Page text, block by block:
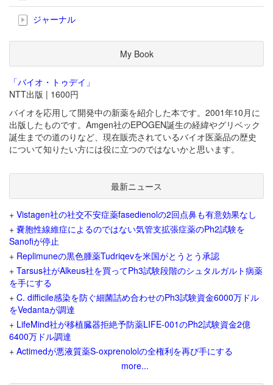
ジャーナル
My Book
「バイオ・トゥデイ」
NTT出版 | 1600円
バイオを応用して開発中の新薬を紹介した本です。2001年10月に
出版したものです。Amgen社のEPOGEN誕生の経緯やグリベック
誕生までの道のりなど、現在販売されているバイオ医薬品の歴史
について知りたい方には役に立つのではないかと思います。
最新ニュース
+ Vistagen社の社交不安症薬fasedienolの2回点鼻も有意効果なし
+ 嚢胞性線維症によるのではない気管支拡張症薬のPh2試験を
Sanofiが停止
+ Replimuneの黒色腫薬Tudriqevを米国がとうとう承認
+ Tarsus社がAlkeus社を買ってPh3試験段階のシュタルガルト病薬
を手にする
+ C. difficile感染を防ぐ細菌詰め合わせのPh3試験資金6000万ドル
をVedantaが調達
+ LifeMind社が移植臓器拒絶予防薬LIFE-001のPh2試験資金2億
6400万ドル調達
+ Actimedが悪液質薬S-oxprenololの全権利を再び手にする
more...